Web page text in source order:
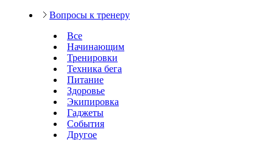
Вопросы к тренеру
Все
Начинающим
Тренировки
Техника бега
Питание
Здоровье
Экипировка
Гаджеты
События
Другое